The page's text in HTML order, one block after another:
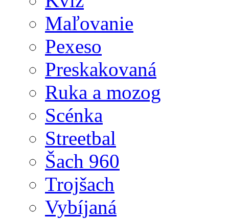
Maľovanie
Pexeso
Preskakovaná
Ruka a mozog
Scénka
Streetbal
Šach 960
Trojšach
Vybíjaná